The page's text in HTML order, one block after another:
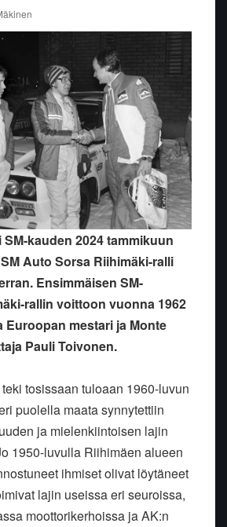
kauden 2024 tammikuun
Auto Sorsa Riihimäki-ralli
Ensimmäisen SM-
rallin voittoon vuonna 1962
Euroopan mestari ja Monte
Pauli Toivonen.
tosissaan tuloaan 1960-luvun
puolella maata synnytettiin
ja mielenkiintoisen lajin
1950-luvulla Riihimäen alueen
ihmiset olivat löytäneet
lajin useissa eri seuroissa,
moottorikerhoissa ja AK:n